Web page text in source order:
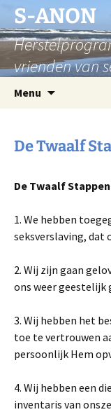
S-ANON
vrienden van
Menu
De Twaalf
De Twaalf
1. We hebben
seksverslaving, dat
2. Wij zijn gaan
ons weer geestelijk
3. Wij hebben het
toe te vertrouwen
persoonlijk Hem
4. Wij hebben een
inventaris van